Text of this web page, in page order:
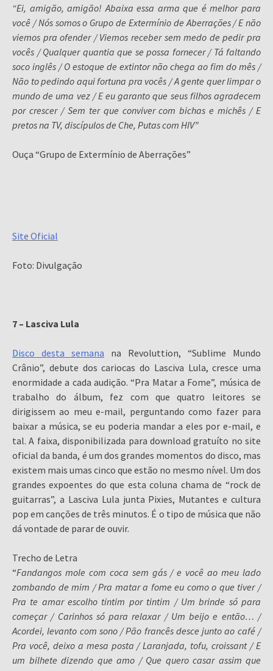
“Ei, amigão, amigão! Abaixa essa arma que é melhor para
você / Nós somos o Grupo de Extermínio de Aberrações / E não
viemos pra ofender / Viemos receber sem medo de pedir pra
vocês / Qualquer quantia que se possa fornecer / Tá faltando
soco inglês / O estoque de extintor não chega ao fim do mês /
Não to pedindo aqui fortuna pra vocês / A gente quer limpar o
mundo de uma vez / E eu garanto que seus filhos agradecem
por crescer / Sem ter que conviver com bichas e michês / E
pretos na TV, discípulos de Che, Putas com HIV”
Ouça “Grupo de Extermínio de Aberrações”
Site Oficial
Foto: Divulgação
7 – Lasciva Lula
Disco desta semana na Revoluttion, “Sublime Mundo
Crânio”, debute dos cariocas do Lasciva Lula, cresce uma
enormidade a cada audição. “Pra Matar a Fome”, música de
trabalho do álbum, fez com que quatro leitores se
dirigissem ao meu e-mail, perguntando como fazer para
baixar a música, se eu poderia mandar a eles por e-mail, e
tal. A faixa, disponibilizada para download gratuíto no site
oficial da banda, é um dos grandes momentos do disco, mas
existem mais umas cinco que estão no mesmo nível. Um dos
grandes expoentes do que esta coluna chama de “rock de
guitarras”, a Lasciva Lula junta Pixies, Mutantes e cultura
pop em canções de três minutos. É o tipo de música que não
dá vontade de parar de ouvir.
Trecho de Letra
“Fandangos mole com coca sem gás / e você ao meu lado
zombando de mim / Pra matar a fome eu como o que tiver /
Pra te amar escolho tintim por tintim / Um brinde só para
começar / Carinhos só para relaxar / Um beijo e então… /
Acordei, levanto com sono / Pão francês desce junto ao café /
Pra você, deixo a mesa posta / Laranjada, tofu, croissant / E
um bilhete dizendo que amo / Que quero casar assim que